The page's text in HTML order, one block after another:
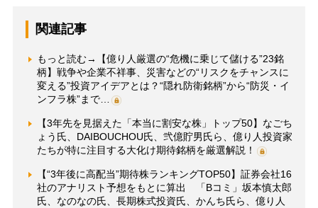
関連記事
もっと読む→【億り人厳選の“危機に乗じて儲ける”23銘
柄】戦争や企業不祥事、災害などの“リスクをチャンスに
変える”投資アイデアとは？“隠れ防衛銘柄”から“防災・イ
ンフラ株”まで…
【3年先を見据えた「本当に割安な株」トップ50】なごち
ょう氏、DAIBOUCHOU氏、弐億貯男氏ら、億り人投資家
たちが特に注目する大化け期待銘柄を厳選解説！
【“3年後に高配当”期待株ランキングTOP50】証券会社16
社のアナリスト予想をもとに算出 「Bコミ」坂本慎太郎
氏、なのなの氏、長期株式投資氏、かんち氏ら、億り人